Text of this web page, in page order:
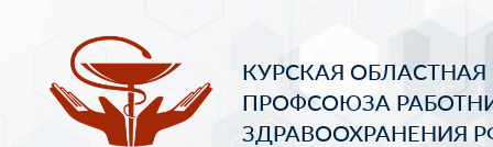
КУРСКАЯ
ПРОФСОЮЗА
ЗДРАВООХРАНЕНИЯ